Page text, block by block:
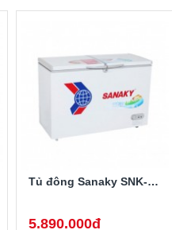
Tủ đông Sanaky SNK-2900A
5.890.000đ